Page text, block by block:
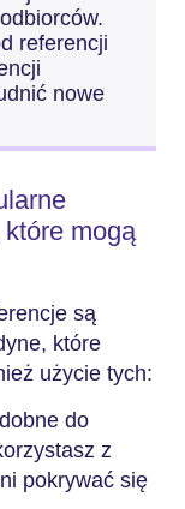
referencji
nowe
mogą
są
które
użycie tych:
do
z
pokrywać się